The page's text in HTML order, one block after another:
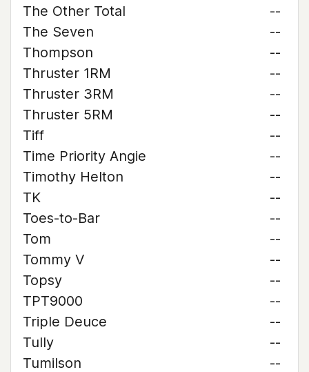
The Other Total
--
The Seven
--
Thompson
--
Thruster 1RM
--
Thruster 3RM
--
Thruster 5RM
--
Tiff
--
Time Priority Angie
--
Timothy Helton
--
TK
--
Toes-to-Bar
--
Tom
--
Tommy V
--
Topsy
--
TPT9000
--
Triple Deuce
--
Tully
--
Tumilson
--